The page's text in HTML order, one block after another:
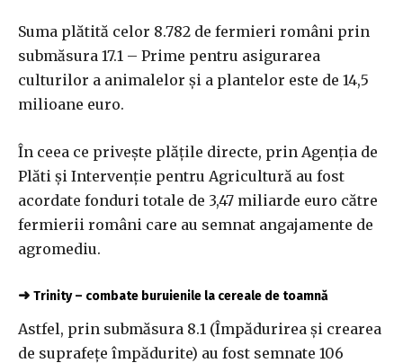
Suma plătită celor 8.782 de fermieri români prin
submăsura 17.1 – Prime pentru asigurarea
culturilor a animalelor şi a plantelor este de 14,5
milioane euro.
În ceea ce priveşte plăţile directe, prin Agenţia de
Plăti şi Intervenţie pentru Agricultură au fost
acordate fonduri totale de 3,47 miliarde euro către
fermierii români care au semnat angajamente de
agromediu.
➜ Trinity – combate buruienile la cereale de toamnă
Astfel, prin submăsura 8.1 (Împădurirea şi crearea
de suprafeţe împădurite) au fost semnate 106